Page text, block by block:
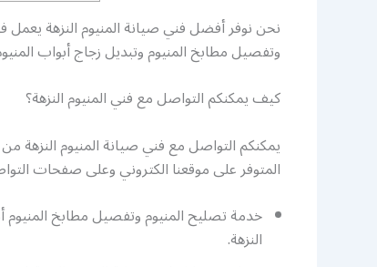
نحن نوفر أفضل فني صيانة المنيوم النزهة
وتفصيل مطابخ المنيوم وتبديل زجاج أبواب
كيف يمكنكم التواصل مع فني المنيوم النزهة؟
يمكنكم التواصل مع فني صيانة المنيوم النزهة
المتوفر على موقعنا الكتروني وعلى صفحات
خدمة تصليح المنيوم وتفصيل مطابخ المنيوم
النزهة.